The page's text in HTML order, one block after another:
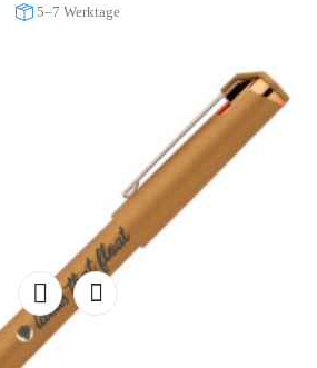
5–7 Werktage